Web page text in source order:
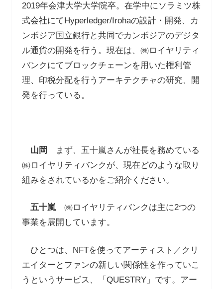
2019年会津大学大学院卒。在学中にソラミツ株
式会社にてHyperledger/Irohaの設計・開発、カ
ンボジア国立銀行と共同でカンボジアのデジタ
ル通貨の開発を行う。現在は、㈱ロイヤリティ
バンクにてブロックチェーンを用いた権利管
理、印税分配を行うアーキテクチャの研究、開
発を行っている。
山岡 まず、五十嵐さんが社長を務めている
㈱ロイヤリティバンクが、現在どのような取り
組みをされているかをご紹介ください。
五十嵐㈱ロイヤリティバンクは主に2つの
事業を展開しています。
ひとつは、NFTを使ってアーティスト／クリ
エイターとファンの新しい関係性を作っていこ
うというサービス、「QUESTRY」です。アー